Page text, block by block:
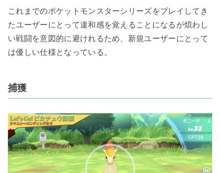
これまでのポケットモンスターシリーズをプレイしてき
たユーザーにとって違和感を覚えることになるが煩わし
い戦闘を意図的に避けれるため、新規ユーザーにとって
は優しい仕様となっている。
捕獲